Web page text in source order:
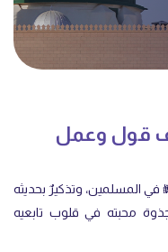
قول وعمل
المسلمين، وتذكيرٌ بحديثه
محبته في قلوب تابعيه